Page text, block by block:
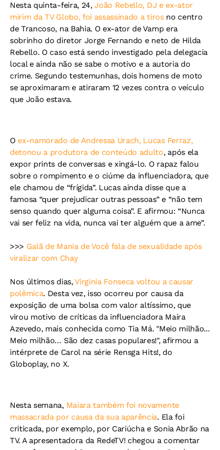
Nesta quinta-feira, 24,João Rebello, DJ e ex-ator
mirim da TV Globo, foi assassinado a tirosno centro
de Trancoso, na Bahia. O ex-ator de Vamp era
sobrinho do diretor Jorge Fernando e neto de Hilda
Rebello. O caso está sendo investigado pela delegacia
local e ainda não se sabe o motivo e a autoria do
crime. Segundo testemunhas, dois homens de moto
se aproximaram e atiraram 12 vezes contra o veículo
que João estava.
O ex-namorado de Andressa Urach, Lucas Ferraz,
detonou a produtora de conteúdo adulto, após ela
expor prints de conversas e xingá-lo. O rapaz falou
sobre o rompimento e o ciúme da influenciadora, que
ele chamou de “frígida”. Lucas ainda disse que a
famosa “quer prejudicar outras pessoas” e “não tem
senso quando quer alguma coisa”. E afirmou: “Nunca
vai ser feliz na vida, nunca vai ter alguém que a ame”.
>>> Galã de Mania de Você fala de sexualidade após
viralizar com Chay
Nos últimos dias,Virginia Fonseca voltou a causar
polêmica. Desta vez, isso ocorreu por causa da
exposição de uma bolsa com valor altíssimo, que
virou motivo de críticas da influenciadora Maíra
Azevedo, mais conhecida como Tia Má. "Meio milhão...
Meio milhão… São dez casas populares!", afirmou a
intérprete de Carol na série Rensga Hits!, do
Globoplay, no X.
Nesta semana, Maiara também foi novamente
massacrada por causa da sua aparência. Ela foi
criticada, por exemplo, por Cariúcha e Sonia Abrão na
TV. A apresentadora da RedeTV! chegou a comentar